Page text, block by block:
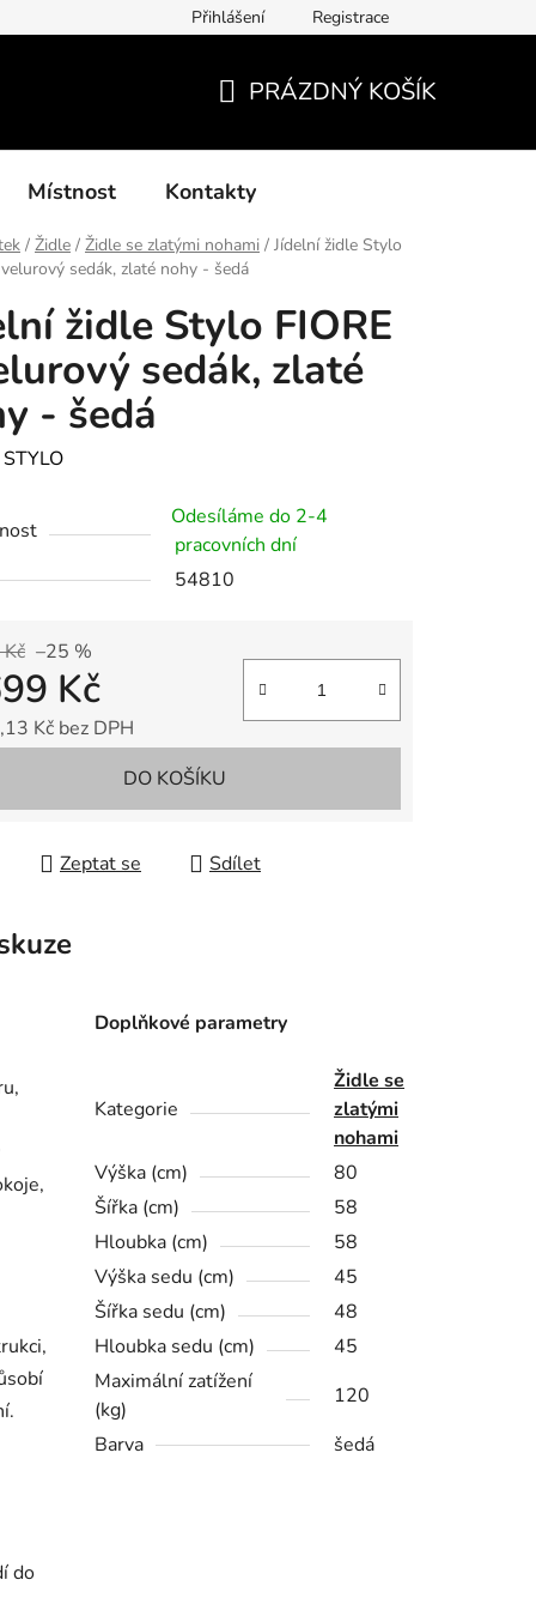
podmínky, způsoby platby, doba zpracování Platby GoPay
Přihlášení Registrace
KOŠÍK
PRÁZDNÝ KOŠÍK
Místnost Kontakty
/ Židle / Židle se zlatými nohami / Jídelní židle Stylo
velurový sedák, zlaté nohy - šedá
židle Stylo FIORE
sedák, zlaté
- šedá
STYLO
Odesíláme do 2-4
pracovních dní
54810
–25 %
Kč
Kč bez DPH
DO KOŠÍKU
Zeptat se Sdílet
do
Doplňkové parametry
Kategorie
Židle se
zlatými
nohami
Výška (cm)
80
Šířka (cm)
58
Hloubka (cm)
58
Výška sedu (cm)
45
Šířka sedu (cm)
48
Hloubka sedu (cm)
45
Maximální zatížení
(kg)
120
Barva
šedá